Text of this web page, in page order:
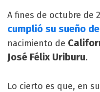
A fines de octubre de
cumplió su sueño
nacimiento de
José Félix Uriburu.
Lo cierto es que, en